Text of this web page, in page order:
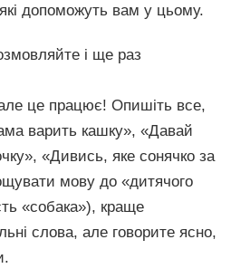
допоможуть вам у цьому.
і ще раз
це працює! Опишіть все,
варить кашку», «Давай
«Дивись, яке сонячко за
мову до «дитячого
«собака»), краще
слова, але говорите ясно,